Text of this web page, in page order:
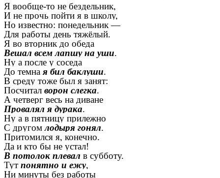
Я вообще-то не бездельник,
И не прочь пойти я в школу,
Но известно: понедельник —
Для работы день тяжёлый.
Я во вторник до обеда
Вешал всем лапшу на уши.
Ну а после у соседа
До темна я бил баклуши.
В среду тоже был я занят:
Посчитал ворон слегка.
А четверг весь на диване
Провалял я дурака.
Ну а в пятницу прилежно
С другомлодыря гонял.
Притомился я, конечно.
Да и кто бы не устал!
В потолок плевал в субботу.
Тут понятно и ежу,
Ни минуты без работы